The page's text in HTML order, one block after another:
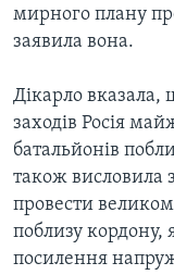
мирного плану
заявила вона.
Дікарло вказала,
заходів Росія
батальйонів
також висловила
провести
поблизу кордону,
посилення